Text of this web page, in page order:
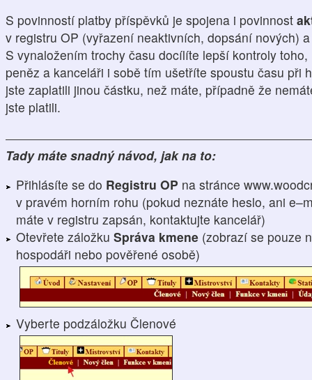
S povinností platby příspěvků je spojena i povinnost
v registru OP (vyřazení neaktivních, dopsání nových)
S vynaložením trochy času docílíte lepší kontroly
peněz a kanceláři i sobě tím ušetříte spoustu času při
jste zaplatili jinou částku, než máte, případně že
jste platili.
Tady máte snadný návod, jak na to:
Přihlásíte se do Registru OP na stránce
v pravém horním rohu (pokud neznáte heslo, ani
máte v registru zapsán, kontaktujte kancelář)
Otevřete záložku Správa kmene (zobrazí se pouze
hospodáři nebo pověřené osobě)
Vyberte podzáložku Členové